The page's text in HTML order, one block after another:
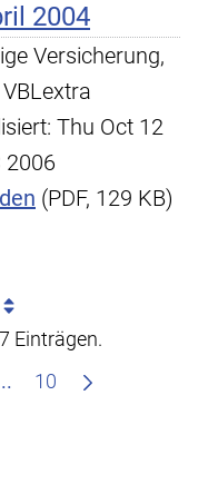
2004
Versicherung,
Thu Oct 12
2006
(PDF, 129 KB)
Einträgen.
Zwischenseiten
10